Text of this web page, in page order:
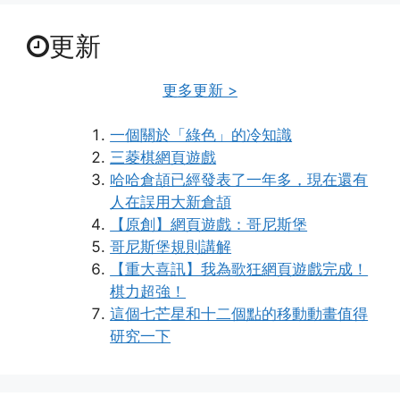
更新
更多更新 >
一個關於「綠色」的冷知識
三菱棋網頁遊戲
哈哈倉頡已經發表了一年多，現在還有
人在誤用大新倉頡
【原創】網頁遊戲：哥尼斯堡
哥尼斯堡規則講解
【重大喜訊】我為歌狂網頁遊戲完成！
棋力超強！
這個七芒星和十二個點的移動動畫值得
研究一下